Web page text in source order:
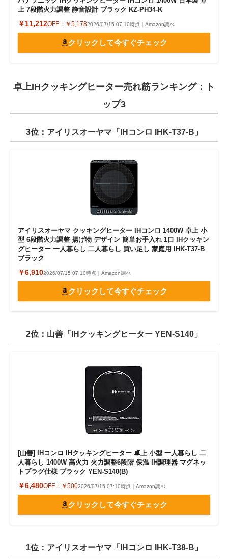
上 7段階火力調整 静音設計 ブラック KZ-PH34-K
￥11,212OFF： ￥5,1782026/07/15 07:10時点｜Amazon調べ
クリックして今すぐチェック
卓上IHクッキングヒーター売れ筋ランキング：ト
ップ3
3位：アイリスオーヤマ「IHコンロ IHK-T37-B」
アイリスオーヤマ クッキングヒーター IHコンロ 1400W 卓上 小
型 6段階火力調整 揚げ物 デザイン 簡単お手入れ 1口 IHクッキン
グヒーター 一人暮らし 二人暮らし 買い足し 家庭用 IHK-T37-B
ブラック
￥6,9102026/07/15 07:10時点｜Amazon調べ
クリックして今すぐチェック
2位：山善「IHクッキングヒーター YEN-S140」
[山善] IHコンロ IHクッキングヒーター 卓上 小型 一人暮らし 二
人暮らし 1400W 高火力 火力調整6段階 保温 IH調理器 マグネッ
トプラグ仕様 ブラック YEN-S140(B)
￥6,480OFF： ￥5002026/07/15 07:10時点｜Amazon調べ
クリックして今すぐチェック
1位：アイリスオーヤマ「IHコンロ IHK-T38-B」